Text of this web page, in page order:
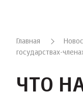
Главная
государствах-
ЧТО